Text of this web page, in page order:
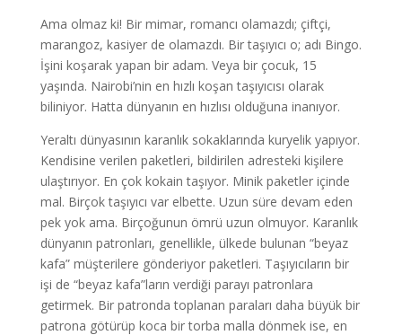
Ama olmaz ki! Bir mimar, romancı olamazdı; çiftçi,
marangoz, kasiyer de olamazdı. Bir taşıyıcı o; adı Bingo.
İşini koşarak yapan bir adam. Veya bir çocuk, 15
yaşında. Nairobi’nin en hızlı koşan taşıyıcısı olarak
biliniyor. Hatta dünyanın en hızlısı olduğuna inanıyor.
Yeraltı dünyasının karanlık sokaklarında kuryelik yapıyor.
Kendisine verilen paketleri, bildirilen adresteki kişilere
ulaştırıyor. En çok kokain taşıyor. Minik paketler içinde
mal. Birçok taşıyıcı var elbette. Uzun süre devam eden
pek yok ama. Birçoğunun ömrü uzun olmuyor. Karanlık
dünyanın patronları, genellikle, ülkede bulunan “beyaz
kafa” müşterilere gönderiyor paketleri. Taşıyıcıların bir
işi de “beyaz kafa”ların verdiği parayı patronlara
getirmek. Bir patronda toplanan paraları daha büyük bir
patrona götürüp koca bir torba malla dönmek ise, en